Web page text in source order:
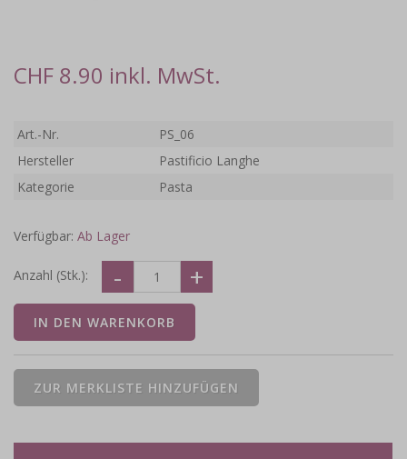
CHF 8.90 inkl. MwSt.
Art.-Nr.
PS_06
Hersteller
Pastificio Langhe
Kategorie
Pasta
Verfügbar: Ab Lager
Anzahl (Stk.):